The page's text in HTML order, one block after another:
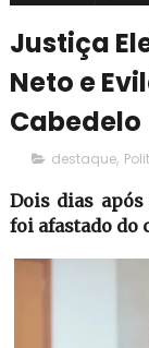
Justiça
Neto e
Cabedelo
destaque,
Dois dias após
foi afastado do